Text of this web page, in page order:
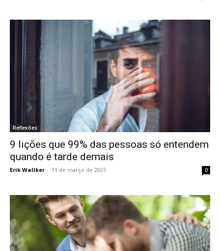
Reflexões
9 lições que 99% das pessoas só entendem
quando é tarde demais
Erik Wallker - 11 de março de 2025 0